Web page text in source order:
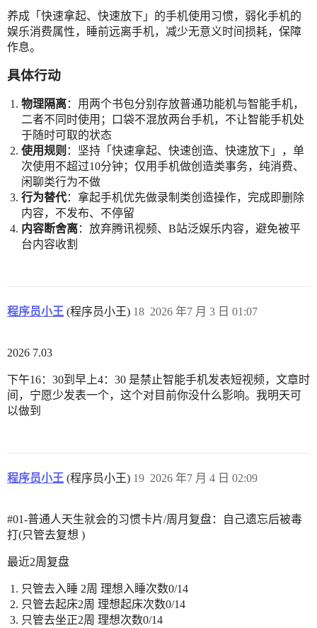
养成「快速拿起、快速放下」的手机使用习惯，弱化手机的
娱乐消费属性，睡前远离手机，减少无意义时间损耗，保障
作息。
具体行动
物理隔离：用两个书包分别存放普通功能机与智能手机，
二者不同时使用；口袋不混放两台手机，不让智能手机处
于随时可取的状态
使用规则 ：坚持「快速拿起、快速创造、快速放下」，单
次使用不超过10分钟；仅用手机做创造类事务，纯消费、
闲聊类行为不做
行为替代：拿起手机优先做录制类创造操作，完成即删除
内容，不发布、不停留
内容断舍离：放弃腾讯视频、B站泛娱乐内容，避免被平
台内容收割
程序员小王 (程序员小王) 2026 年7 月 3 日 01:07
18
2026 7.03
下午16：30到早上4：30 是禁止智能手机发表短视频，文章时
间，宁愿少发表一个，这个对目前你没什么影响。我明天可
以做到
程序员小王 (程序员小王) 2026 年7 月 4 日 02:09
19
#01-普通人天生就会的习惯卡片/周月复盘：自己遗忘后被毒
打(只管去复想 )
最近2周复盘
只管去入睡 2周 理想入睡次数0/14
只管去起床2周 理想起床次数0/14
只管去坐正2周 理想次数0/14